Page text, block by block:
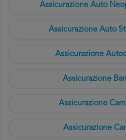
Assicurazione Auto
Assicurazione Auto
Assicurazione
Assicurazione
Assicurazione
Assicurazione